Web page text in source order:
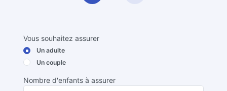
Vous souhaitez assurer
Un adulte
Un couple
Nombre d'enfants à assurer